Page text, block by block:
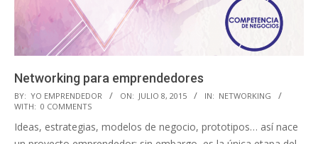
Networking para emprendedores
2015-
07-
08
BY: YO EMPRENDEDOR ON: JULIO 8, 2015 IN: NETWORKING
WITH: 0 COMMENTS
Ideas, estrategias, modelos de negocio, prototipos… así nace